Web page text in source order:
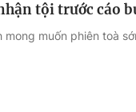
tội trước cáo
mong muốn phiên toà